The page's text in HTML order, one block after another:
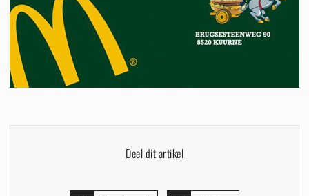
Deel dit artikel